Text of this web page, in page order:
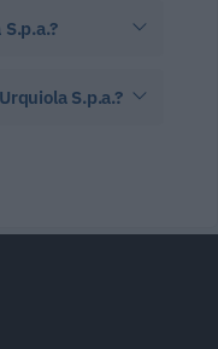
S.p.a.?